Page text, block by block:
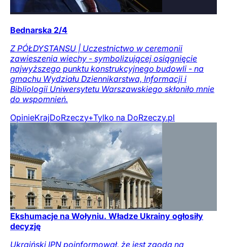
Bednarska 2/4
Z PÓŁDYSTANSU | Uczestnictwo w ceremonii
zawieszenia wiechy - symbolizującej osiągnięcie
najwyższego punktu konstrukcyjnego budowli - na
gmachu Wydziału Dziennikarstwa, Informacji i
Bibliologii Uniwersytetu Warszawskiego skłoniło mnie
do wspomnień.
OpinieKrajDoRzeczy+Tylko na DoRzeczy.pl
Ekshumacje na Wołyniu. Władze Ukrainy ogłosiły
decyzję
Ukraiński IPN poinformował, że jest zgoda na